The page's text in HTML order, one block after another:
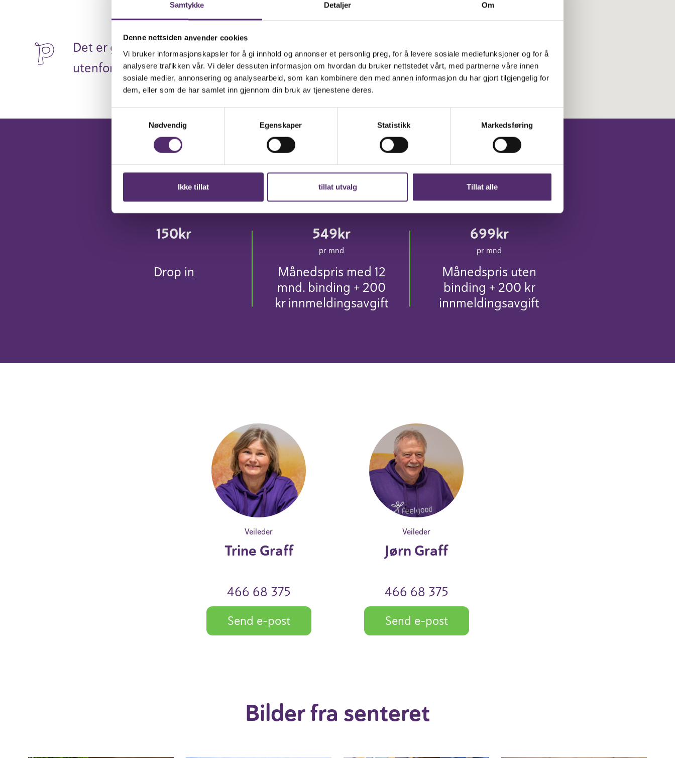
Samtykke Detaljer Om
Denne nettsiden anvender cookies
Vi bruker informasjonskapsler for å gi innhold og annonser et personlig preg, for å levere sosiale mediefunksjoner og for å
analysere trafikken vår. Vi deler dessuten informasjon om hvordan du bruker nettstedet vårt, med partnerne våre innen
sosiale medier, annonsering og analysearbeid, som kan kombinere den med annen informasjon du har gjort tilgjengelig for
dem, eller som de har samlet inn gjennom din bruk av tjenestene deres.
Nødvendig
Egenskaper Statistikk Markedsføring
Ikke tillat tillat utvalg Tillat alle
Det er gratis parkeringsplass rett
utenfor sentret.
Våre priser
150kr
Drop in
549kr
pr mnd
Månedspris med 12
mnd. binding + 200
kr innmeldingsavgift
699kr
pr mnd
Månedspris uten
binding + 200 kr
innmeldingsavgift
Veileder
Trine Graff
466 68 375
Send e-post
Veileder
Jørn Graff
466 68 375
Send e-post
Bilder fra senteret